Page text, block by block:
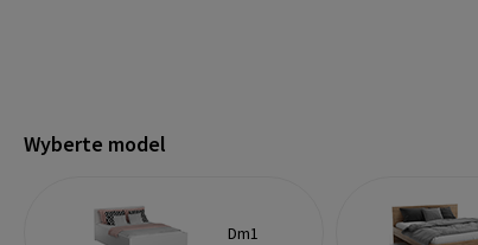
Wyberte model
Dm1